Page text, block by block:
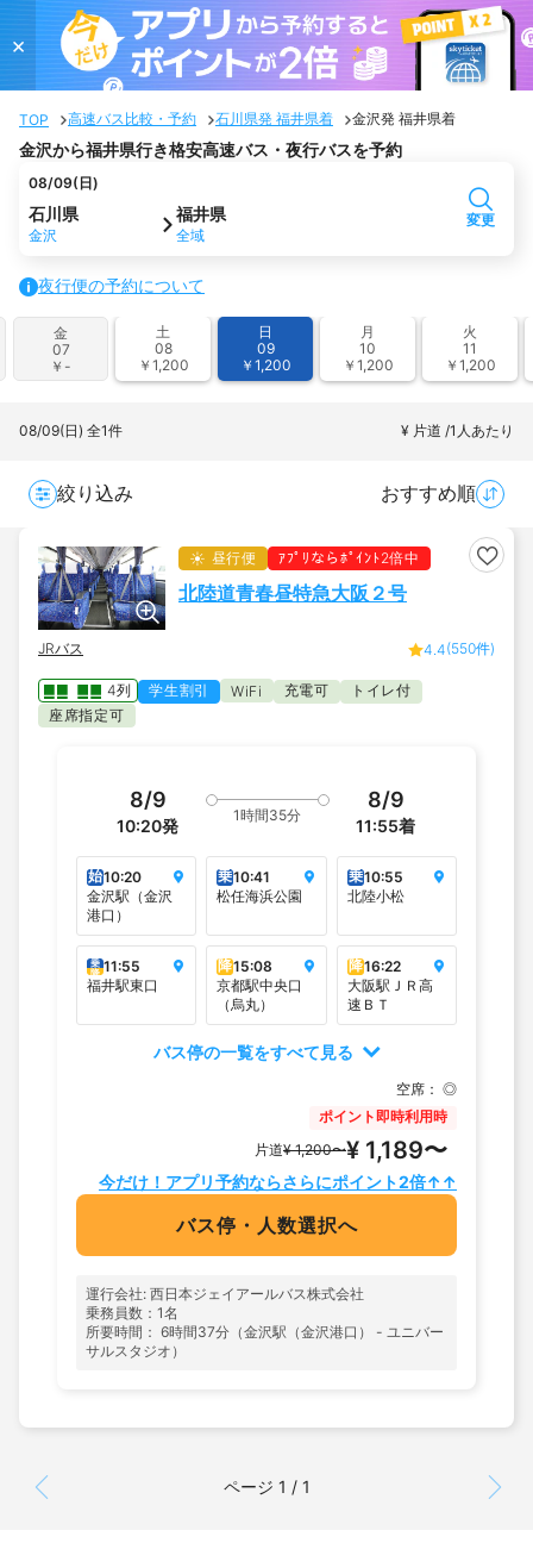
×
TOP 高速バス比較・予約 石川県発 福井県着 金沢発 福井県着
金沢から福井県行き格安高速バス・夜行バスを予約
08/09(日)
石川県
金沢
福井県
全域
変更
夜行便の予約について
金
07
￥-
土
08
￥1,200
日
09
￥1,200
月
10
￥1,200
火
11
￥1,200
08/09(日) 全1件 ¥ 片道 /1人あたり
絞り込み おすすめ順
昼行便 ｱﾌﾟﾘならﾎﾟｲﾝﾄ2倍中
北陸道青春昼特急大阪２号
JRバス 4.4(550件)
4列 学生割引 WiFi 充電可
トイレ付
座席指定可
8/9
10:20発
1時間35分
8/9
11:55着
始10:20
金沢駅（金沢
港口）
乗10:41
松任海浜公園
乗10:55
北陸小松
乗
降 11:55
福井駅東口
降15:08
京都駅中央口
（烏丸）
降16:22
大阪駅ＪＲ高
速ＢＴ
バス停の一覧をすべて見る
空席： ◎
ポイント即時利用時
片道¥ 1,200〜¥ 1,189〜
今だけ！アプリ予約ならさらにポイント2倍↑↑
バス停・人数選択へ
運行会社: 西日本ジェイアールバス株式会社
乗務員数：1名
所要時間： 6時間37分（金沢駅（金沢港口） - ユニバー
サルスタジオ）
ページ 1 / 1